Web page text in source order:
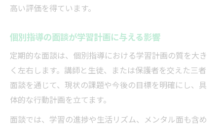
高い評価を得ています。
個別指導の面談が学習計画に与える影響
定期的な面談は、個別指導における学習計画の質を大き
く左右します。講師と生徒、または保護者を交えた三者
面談を通じて、現状の課題や今後の目標を明確にし、具
体的な行動計画を立てます。
面談では、学習の進捗や生活リズム、メンタル面も含め